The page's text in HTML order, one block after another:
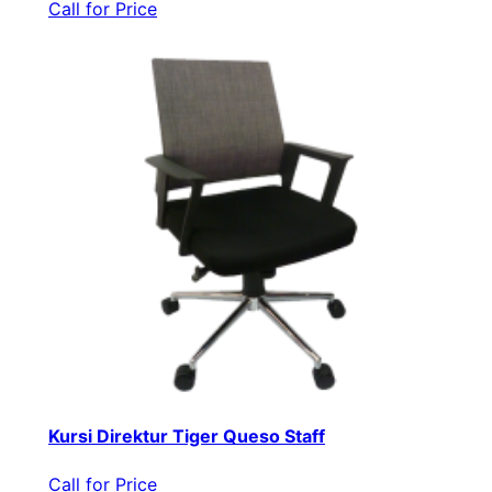
Call for Price
Kursi Direktur Tiger Queso Staff
Call for Price